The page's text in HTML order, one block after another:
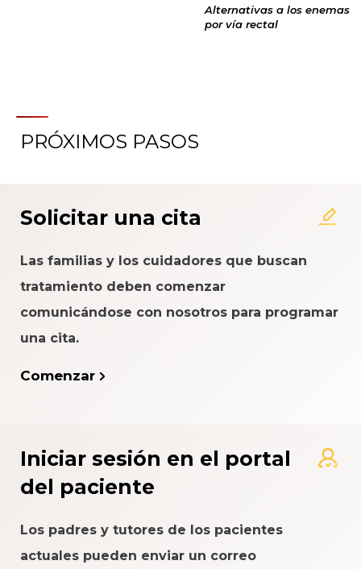
Alternativas a los enemas
por vía rectal
PRÓXIMOS PASOS
Solicitar una cita
Las familias y los cuidadores que buscan
tratamiento deben comenzar
comunicándose con nosotros para programar
una cita.
Comenzar
Iniciar sesión en el portal
del paciente
Los padres y tutores de los pacientes
actuales pueden enviar un correo